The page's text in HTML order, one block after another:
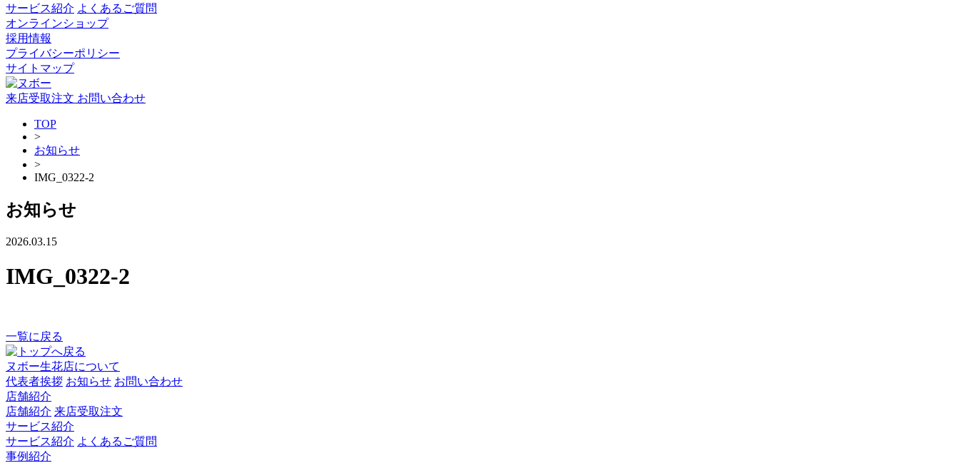
サービス紹介 よくあるご質問
オンラインショップ
採用情報
プライバシーポリシー
サイトマップ
来店受取注文 お問い合わせ
TOP
>
お知らせ
>
IMG_0322-2
お知らせ
2026.03.15
IMG_0322-2
一覧に戻る
ヌボー生花店について
代表者挨拶 お知らせ お問い合わせ
店舗紹介
店舗紹介 来店受取注文
サービス紹介
サービス紹介 よくあるご質問
事例紹介